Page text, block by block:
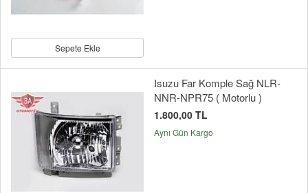
Sepete Ekle
Isuzu Far Komple Sağ NLR-
NNR-NPR75 ( Motorlu )
1.800,00 TL
Aynı Gün Kargo